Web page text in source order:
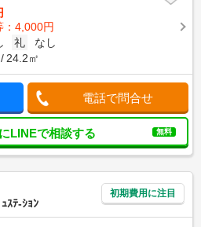
：4,000円
礼
なし
24.2㎡
電話で問合せ
LINEで相談する 無料
ｽﾃ-ｼｮﾝ
初期費用に注目